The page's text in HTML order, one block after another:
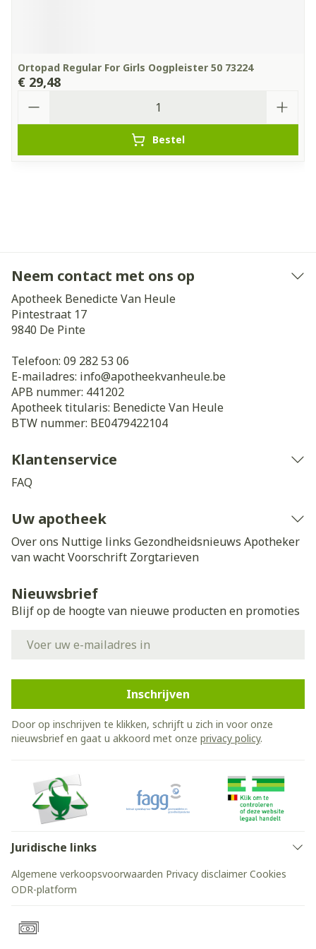
Ortopad Regular For Girls Oogpleister 50 73224
€ 29,48
Bestel
Neem contact met ons op
Apotheek Benedicte Van Heule
Pintestraat 17
9840 De Pinte
Telefoon: 09 282 53 06
E-mailadres: info@apotheekvanheule.be
APB nummer: 441202
Apotheek titularis: Benedicte Van Heule
BTW nummer: BE0479422104
Klantenservice
FAQ
Uw apotheek
Over ons Nuttige links Gezondheidsnieuws Apotheker
van wachtVoorschrift Zorgtarieven
Nieuwsbrief
Blijf op de hoogte van nieuwe producten en promoties
Inschrijven
Door op inschrijven te klikken, schrijft u zich in voor onze
nieuwsbrief en gaat u akkoord met onze privacy policy.
Juridische links
Algemene verkoopsvoorwaarden Privacy disclaimer Cookies
ODR-platform